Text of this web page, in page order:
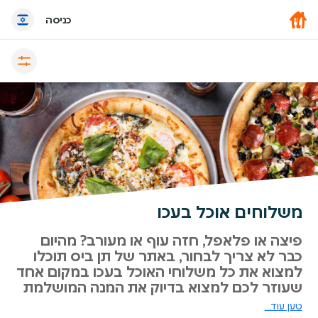
כניסה
משלוחים אוכל בעכו
פיצה או פלאפל, חזה עוף או מעורב? מהיום
כבר לא צריך לבחור, באתר של תן ביס תוכלו
למצוא את כל משלוחי האוכל בעכו במקום אחד
שעוזר לכם למצוא בדיוק את המנה המושלמת
שבא לכם לאכול עכשיו. כל מה שנשאר לכם
טען עוד...